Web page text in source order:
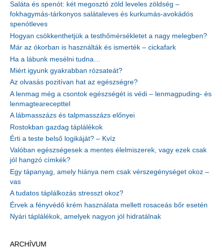
Saláta és spenót: két megosztó zöld leveles zöldség –
fokhagymás-tárkonyos salátaleves és kurkumás-avokádós
spenótleves
Hogyan csökkenthetjük a testhőmérsékletet a nagy melegben?
Már az ókorban is használták és ismerték – cickafark
Ha a lábunk mesélni tudna…
Miért igyunk gyakrabban rózsateát?
Az olvasás pozitívan hat az egészségre?
A lenmag még a csontok egészségét is védi – lenmagpuding- és
lenmagtearecepttel
A lábmasszázs és talpmasszázs előnyei
Rostokban gazdag táplálékok
Érti a teste belső logikáját? – Kvíz
Valóban egészségesek a mentes élelmiszerek, vagy ezek csak
jól hangzó címkék?
Egy tápanyag, amely hiánya nem csak vérszegénységet okoz –
vas
A tudatos táplálkozás stresszt okoz?
Érvek a fényvédő krém használata mellett rosaceás bőr esetén
Nyári táplálékok, amelyek nagyon jól hidratálnak
ARCHÍVUM